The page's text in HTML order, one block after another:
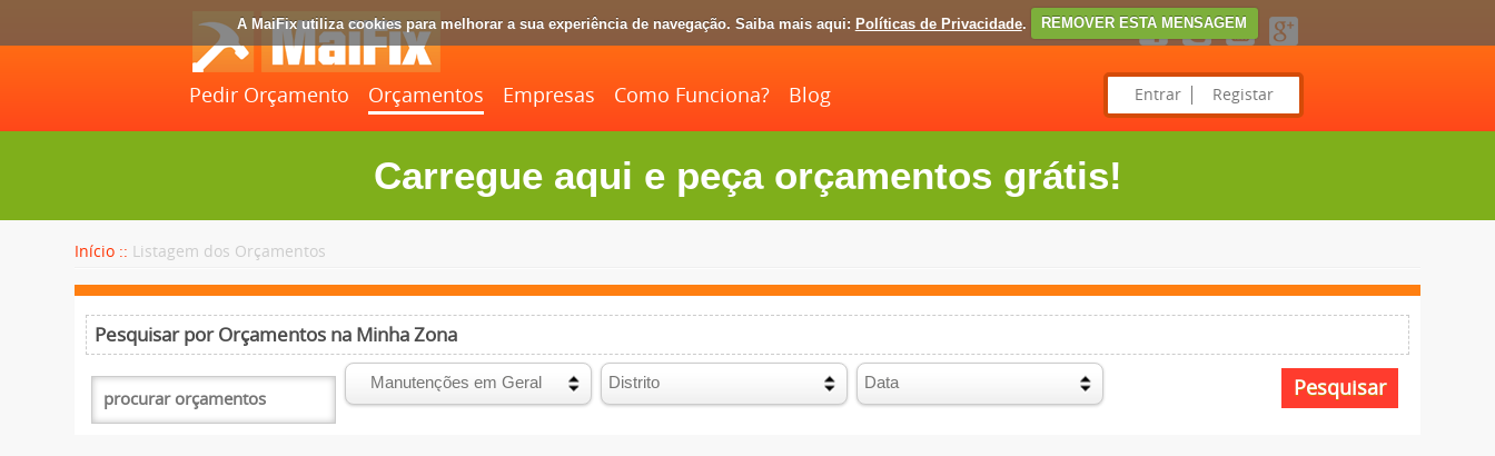
A MaiFix utiliza cookies para melhorar a sua experiência de navegação. Saiba mais aqui: Políticas de Privacidade. REMOVER ESTA MENSAGEM
Pedir Orçamento Orçamentos Empresas Como Funciona? Blog Entrar Registar
Carregue aqui e peça orçamentos grátis!
Início :: Listagem dos Orçamentos
Pesquisar por Orçamentos na Minha Zona